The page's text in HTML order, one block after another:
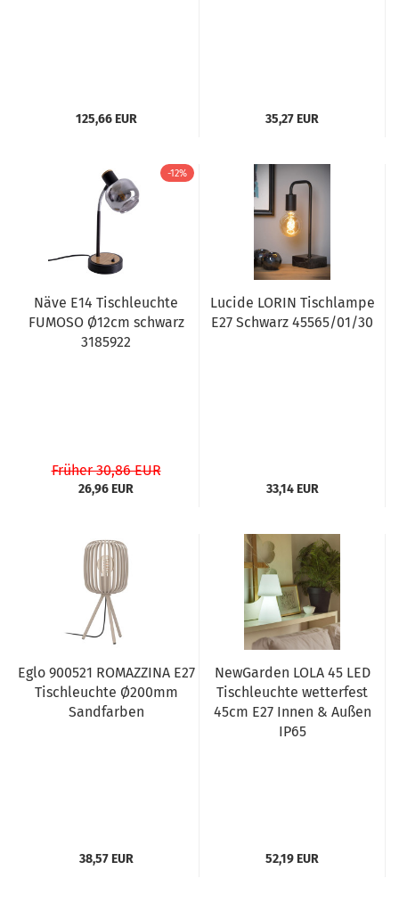
125,66 EUR 35,27 EUR
-12%
Näve E14 Tischleuchte
FUMOSO Ø12cm schwarz
3185922
Früher 30,86 EUR
26,96 EUR
Lucide LORIN Tischlampe
E27 Schwarz 45565/01/30
33,14 EUR
Eglo 900521 ROMAZZINA E27
Tischleuchte Ø200mm
Sandfarben
38,57 EUR
NewGarden LOLA 45 LED
Tischleuchte wetterfest
45cm E27 Innen & Außen
IP65
52,19 EUR